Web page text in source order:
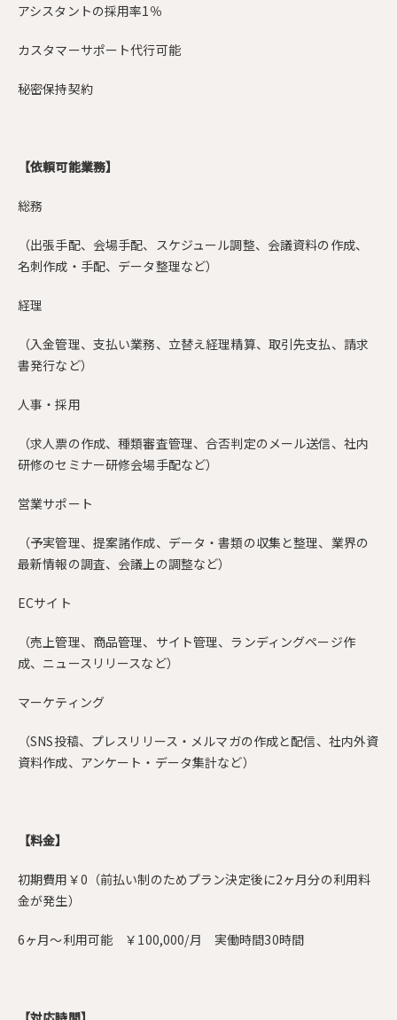
アシスタントの採用率1％
カスタマーサポート代行可能
秘密保持契約
【依頼可能業務】
総務
（出張手配、会場手配、スケジュール調整、会議資料の作成、
名刺作成・手配、データ整理など）
経理
（入金管理、支払い業務、立替え経理精算、取引先支払、請求
書発行など）
人事・採用
（求人票の作成、種類審査管理、合否判定のメール送信、社内
研修のセミナー研修会場手配など）
営業サポート
（予実管理、提案諸作成、データ・書類の収集と整理、業界の
最新情報の調査、会議上の調整など）
ECサイト
（売上管理、商品管理、サイト管理、ランディングページ作
成、ニュースリリースなど）
マーケティング
（SNS投稿、プレスリリース・メルマガの作成と配信、社内外資
資料作成、アンケート・データ集計など）
【料金】
初期費用￥0（前払い制のためプラン決定後に2ヶ月分の利用料
金が発生）
6ヶ月～利用可能 ￥100,000/月 実働時間30時間